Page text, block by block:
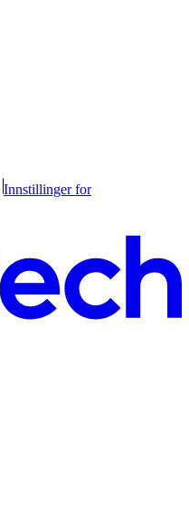
Innstillinger for